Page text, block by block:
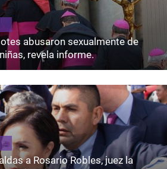
abusaron sexualmente de
revela informe.
a Rosario Robles, juez la